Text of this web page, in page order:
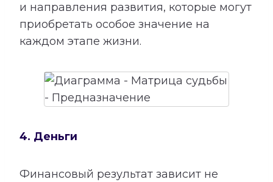
и направления развития, которые могут
приобретать особое значение на
каждом этапе жизни.
4. Деньги
Финансовый результат зависит не